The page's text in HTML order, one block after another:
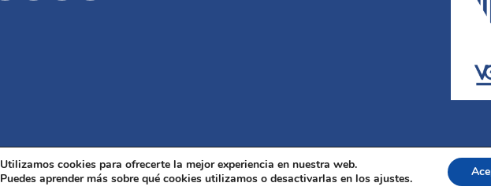
Copyright 2026 © Vetanco
Utilizamos cookies para ofrecerte la mejor experiencia en nuestra web.
Puedes aprender más sobre qué cookies utilizamos o desactivarlas en los ajustes.